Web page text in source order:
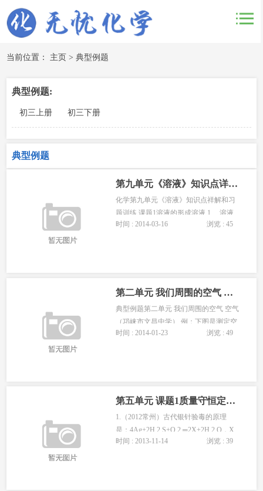
当前位置： 主页 >典型例题
典型例题:
初三上册 初三下册
典型例题
第九单元《溶液》知识点详解和习题训练
化学第九单元《溶液》知识点祥解和习
题训练 课题1溶液的形成溶液 1 、溶液
（1）溶液的概念：一种或几种物质分散
时间 : 2014-03-16 浏览 : 45
第二单元 我们周围的空气 课题一 典型例题
典型例题第二单元 我们周围的空气 空气
（邛崃市文昌中学） 例：下图是测定空
气中氧气含量的装置，燃烧匙内盛有足
时间 : 2014-01-23 浏览 : 49
第五单元 课题1质量守恒定律练习与解答一
1.（2012常州）古代银针验毒的原理
是：4Ag+2H 2 S+O 2 ═2X+2H 2 O，X
的化学式为（ ） A 、AgS B 、Ag 2 O C
时间 : 2013-11-14 浏览 : 39